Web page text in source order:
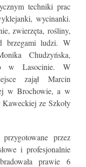
techniki prac
wycinanki.
zwierzęta, rośliny,
brzegami ludzi. W
Chudzyńska,
w Lasocinie. W
zajął Marcin
w Brochowie, a w
ze Szkoły
przez
i profesjonalnie
prawie 6